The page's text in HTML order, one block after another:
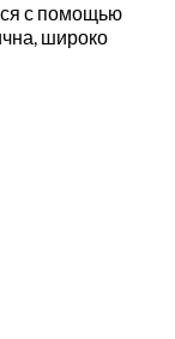
с помощью
широко